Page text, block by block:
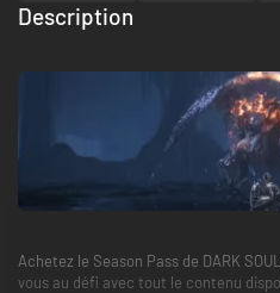
Description
Achetez le Season Pass de DARK
vous au défi avec tout le contenu